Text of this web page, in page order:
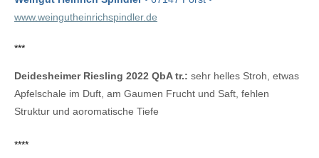
www.weingutheinrichspindler.de
***
Deidesheimer Riesling 2022 QbA tr.: sehr helles Stroh, etwas
Apfelschale im Duft, am Gaumen Frucht und Saft, fehlen
Struktur und aoromatische Tiefe
****